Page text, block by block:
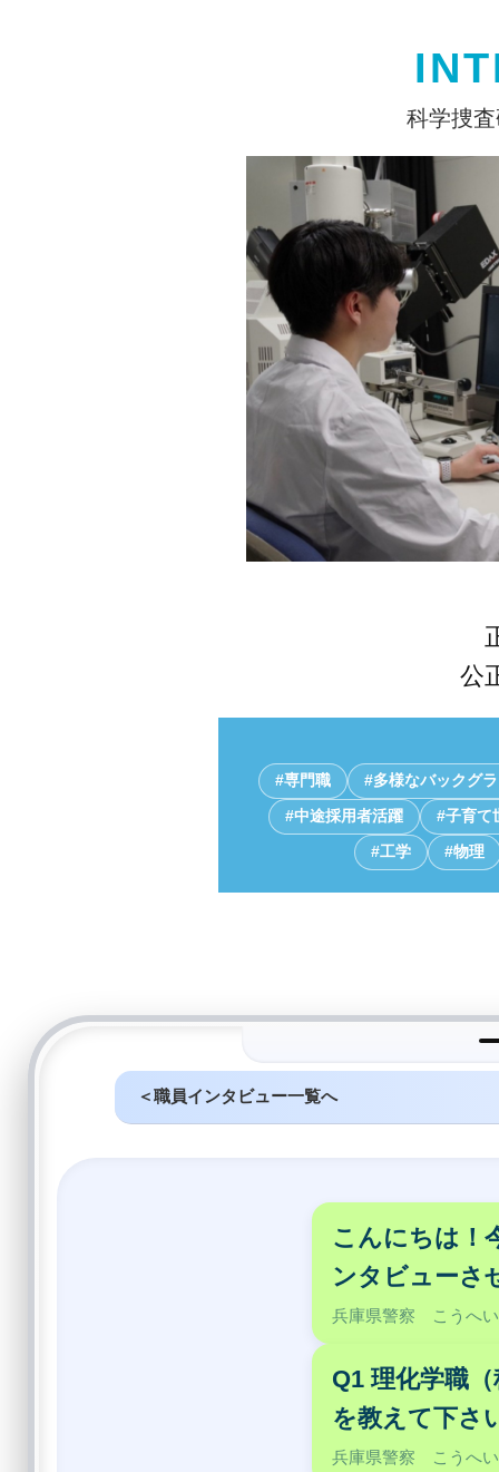
科学捜
公
#専門職
#多様なバックグ
#中途採用者活躍
#子育て
#工学
#物理
＜職員インタビュー一覧へ
こんにちは！
ンタビューさ
兵庫県警察 こうへ
Q1 理化学職
を教えて下さ
兵庫県警察 こうへ